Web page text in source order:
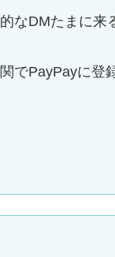
なDMたまに来
でPayPayに登